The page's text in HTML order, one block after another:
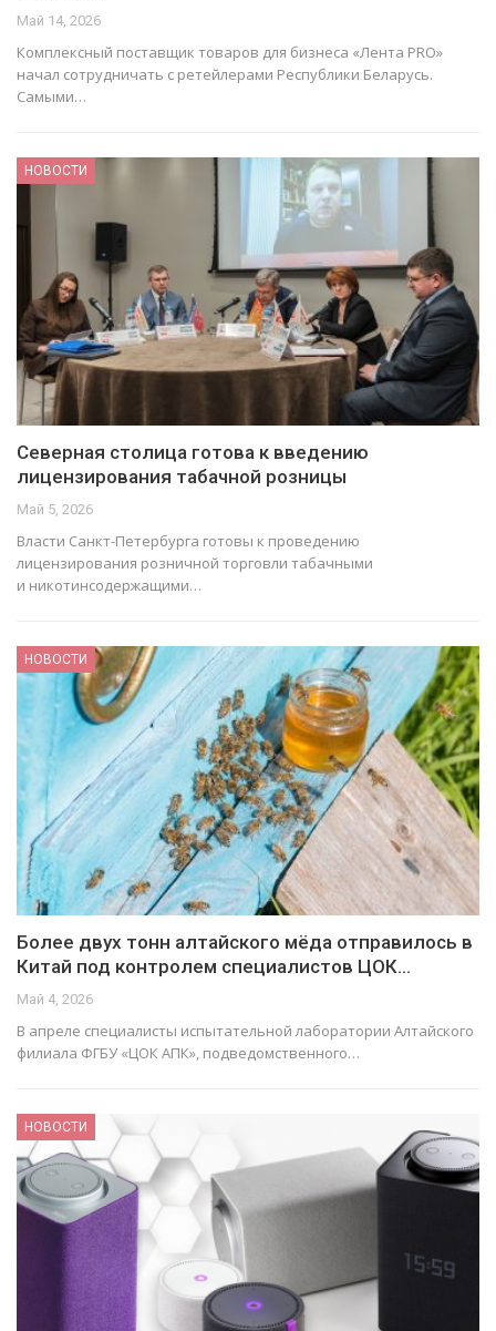
Май 14, 2026
Комплексный поставщик товаров для бизнеса «Лента PRO»
начал сотрудничать с ретейлерами Республики Беларусь.
Самыми…
НОВОСТИ
Северная столица готова к введению
лицензирования табачной розницы
Май 5, 2026
Власти Санкт-Петербурга готовы к проведению
лицензирования розничной торговли табачными
и никотинсодержащими…
НОВОСТИ
Более двух тонн алтайского мёда отправилось в
Китай под контролем специалистов ЦОК…
Май 4, 2026
В апреле специалисты испытательной лаборатории Алтайского
филиала ФГБУ «ЦОК АПК», подведомственного…
НОВОСТИ